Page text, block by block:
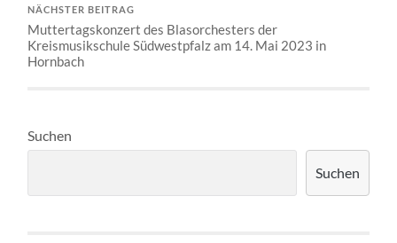
NÄCHSTER BEITRAG
Muttertagskonzert des Blasorchesters der
Kreismusikschule Südwestpfalz am 14. Mai 2023 in
Hornbach
Suchen
Suchen